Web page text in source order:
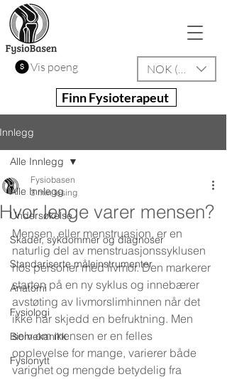
Vis poeng NOK (kr)
Finn Fysioterapeut
Innlegg
Alle Innlegg
Undersøkelse
Skader, sykdommer og diagnoser
Standariserte måleinstrumenter
Anatomi
Fysiologi
Biomekanikk
Fysionytt
Alle Innlegg
Hvor lenge varer mensen?
Fysiobasen
3 min lesing
Mensen, eller menstruasjon, er en
naturlig del av menstruasjonssyklusen
hos personer med livmor. Den markerer
starten på en ny syklus og innebærer
avstøting av livmorslimhinnen når det
ikke har skjedd en befruktning. Men
selv om mensen er en felles
opplevelse for mange, varierer både
varighet og mengde betydelig fra